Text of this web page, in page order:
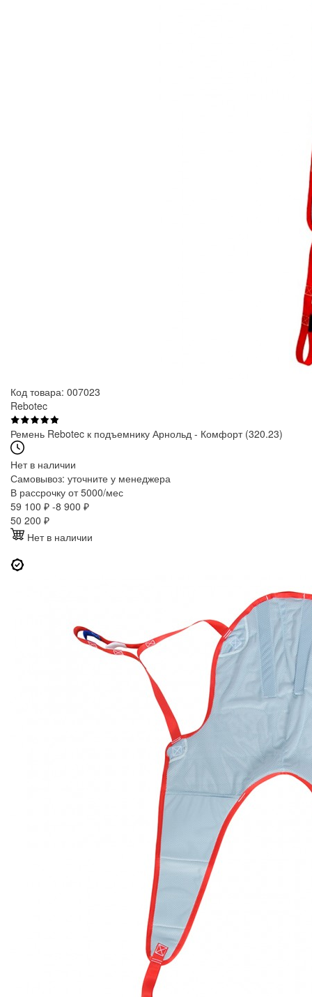
Код товара: 007023
Rebotec
Ремень Rebotec к подъемнику Арнольд - Комфорт (320.23)
Нет в наличии
Самовывоз: уточните у менеджера
В рассрочку от 5000/мес
59 100 ₽ -8 900 ₽
50 200 ₽
Нет в наличии